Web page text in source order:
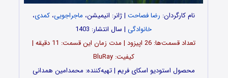
نام کارگردان: رضا فصاحت | ژانر: انیمیشن، ماجراجویی،کمدی،
خانوادگی | سال انتشار: 1403
تعداد قسمت‌ها: 26 اپیزود | مدت زمان این قسمت: 11 دقیقه |
کیفیت: BluRay
محصول استودیو اسکای فریم | تهیه‌کننده: محمدامین همدانی